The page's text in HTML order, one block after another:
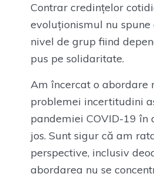
Contrar credințelor
evoluționismul nu spune
nivel de grup fiind
pus pe solidaritate.
Am încercat o abordare
problemei incertitudini
pandemiei COVID-19
jos. Sunt sigur că am
perspective, inclusiv
abordarea nu se